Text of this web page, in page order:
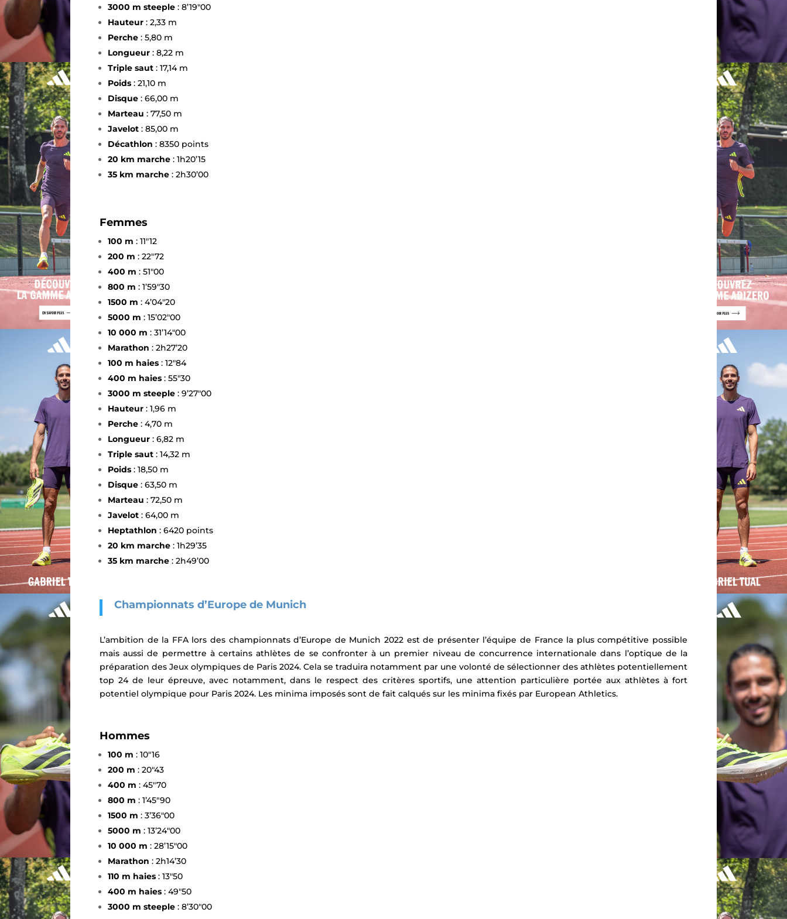
3000 m steeple : 8’19″00
Hauteur : 2,33 m
Perche : 5,80 m
Longueur : 8,22 m
Triple saut : 17,14 m
Poids : 21,10 m
Disque : 66,00 m
Marteau : 77,50 m
Javelot : 85,00 m
Décathlon : 8350 points
20 km marche : 1h20’15
35 km marche : 2h30’00
Femmes
100 m : 11″12
200 m : 22″72
400 m : 51″00
800 m : 1’59″30
1500 m : 4’04″20
5000 m : 15’02″00
10 000 m : 31’14″00
Marathon : 2h27’20
100 m haies : 12″84
400 m haies : 55″30
3000 m steeple : 9’27″00
Hauteur : 1,96 m
Perche : 4,70 m
Longueur : 6,82 m
Triple saut : 14,32 m
Poids : 18,50 m
Disque : 63,50 m
Marteau : 72,50 m
Javelot : 64,00 m
Heptathlon : 6420 points
20 km marche : 1h29’35
35 km marche : 2h49’00
Championnats d’Europe de Munich
L’ambition de la FFA lors des championnats d’Europe de Munich 2022 est de présenter l’équipe de France la plus compétitive possible
mais aussi de permettre à certains athlètes de se confronter à un premier niveau de concurrence internationale dans l’optique de la
préparation des Jeux olympiques de Paris 2024. Cela se traduira notamment par une volonté de sélectionner des athlètes potentiellement
top 24 de leur épreuve, avec notamment, dans le respect des critères sportifs, une attention particulière portée aux athlètes à fort
potentiel olympique pour Paris 2024. Les minima imposés sont de fait calqués sur les minima fixés par European Athletics.
Hommes
100 m : 10″16
200 m : 20″43
400 m : 45″70
800 m : 1’45″90
1500 m : 3’36″00
5000 m : 13’24″00
10 000 m : 28’15″00
Marathon : 2h14’30
110 m haies : 13″50
400 m haies : 49″50
3000 m steeple : 8’30″00